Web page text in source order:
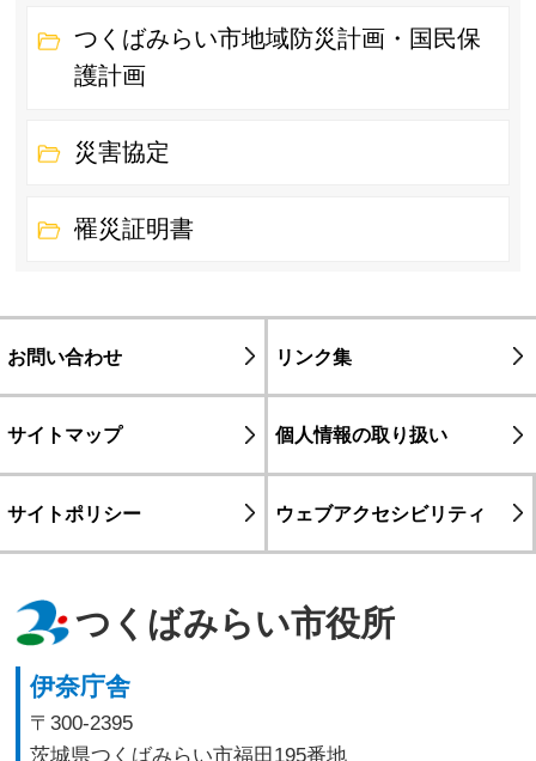
つくばみらい市地域防災計画・国民保
護計画
災害協定
罹災証明書
お問い合わせ リンク集
サイトマップ 個人情報の取り扱い
サイトポリシー ウェブアクセシビリティ
つくばみらい市役所
伊奈庁舎
〒300-2395
茨城県つくばみらい市福田195番地